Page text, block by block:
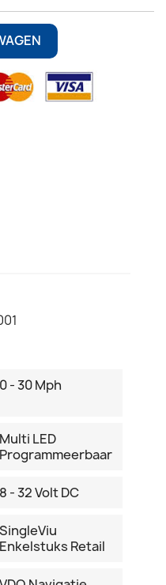
0 - 30 Mph
Multi LED
Programmeerbaar
8 - 32 Volt DC
SingleViu
Enkelstuks Retail